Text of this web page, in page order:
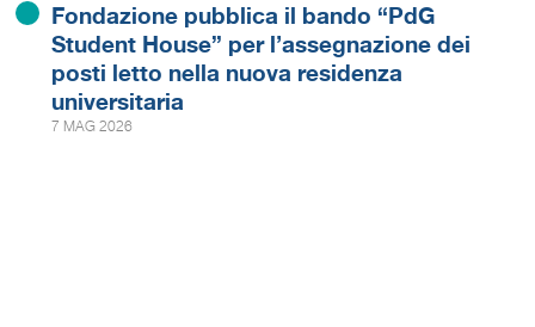
Fondazione pubblica il bando “PdG
Student House” per l’assegnazione dei
posti letto nella nuova residenza
universitaria
7 MAG 2026